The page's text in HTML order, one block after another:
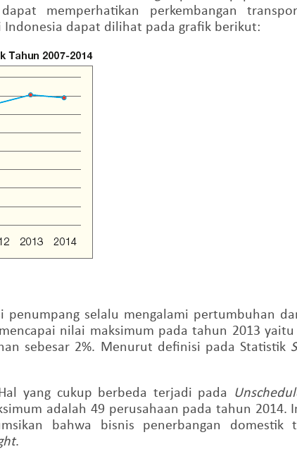
dapat memperhatikan perkembangan
Indonesia dapat dilihat pada grafik berikut:
selalu mengalami pertumbuhan
nilai maksimum pada tahun 2013 yaitu
sebesar 2%. Menurut definisi pada Statistik
yang cukup berbeda terjadi pada
adalah 49 perusahaan pada tahun 2014.
bahwa bisnis penerbangan domestik
.